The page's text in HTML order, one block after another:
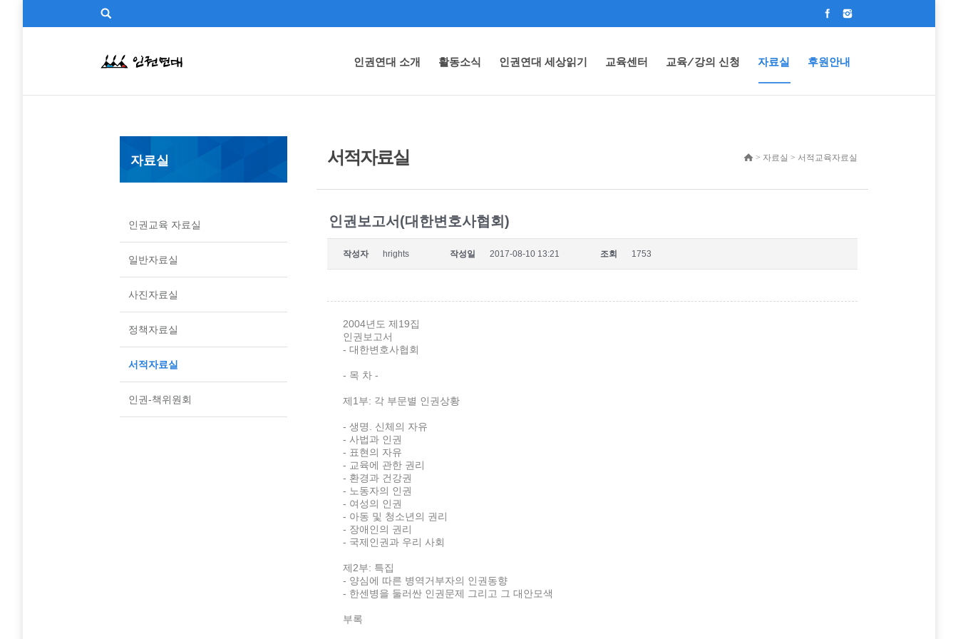
인권연대 소개 활동소식 인권연대 세상읽기 교육센터 교육/강의 신청 자료실 후원안내
자료실
인권교육 자료실
일반자료실
사진자료실
정책자료실
서적자료실
인권-책위원회
서적자료실 > 자료실 > 서적교육자료실
인권보고서(대한변호사협회)
작성자 hrights 작성일 2017-08-10 13:21 조회 1753
2004년도 제19집
인권보고서
- 대한변호사협회
- 목 차 -
제1부: 각 부문별 인권상황
- 생명. 신체의 자유
- 사법과 인권
- 표현의 자유
- 교육에 관한 권리
- 환경과 건강권
- 노동자의 인권
- 여성의 인권
- 아동 및 청소년의 권리
- 장애인의 권리
- 국제인권과 우리 사회
제2부: 특집
- 양심에 따른 병역거부자의 인권동향
- 한센병을 둘러싼 인권문제 그리고 그 대안모색
부록